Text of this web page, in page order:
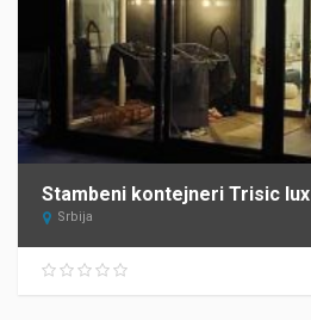
Stambeni kontejneri Trisic lux
Srbija